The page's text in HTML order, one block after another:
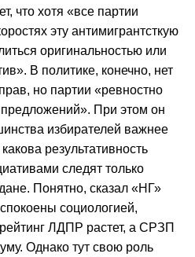
что хотя «все партии
эту антимигрантсткую
оригинальностью или
В политике, конечно, нет
но партии «ревностно
предложений». При этом он
избирателей важнее
результативность
следят только
Понятно, сказал «НГ»
социологией,
рейтинг ЛДПР растет, а СРЗП
Однако тут свою роль